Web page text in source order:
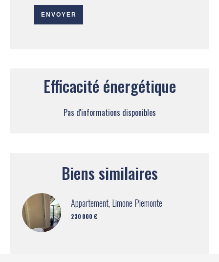
ENVOYER
Efficacité énergétique
Pas d'informations disponibles
Biens similaires
Appartement, Limone Piemonte
230 000 €